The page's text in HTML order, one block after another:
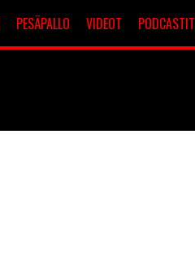
PESÄPALLO VIDEOT PODCASTIT